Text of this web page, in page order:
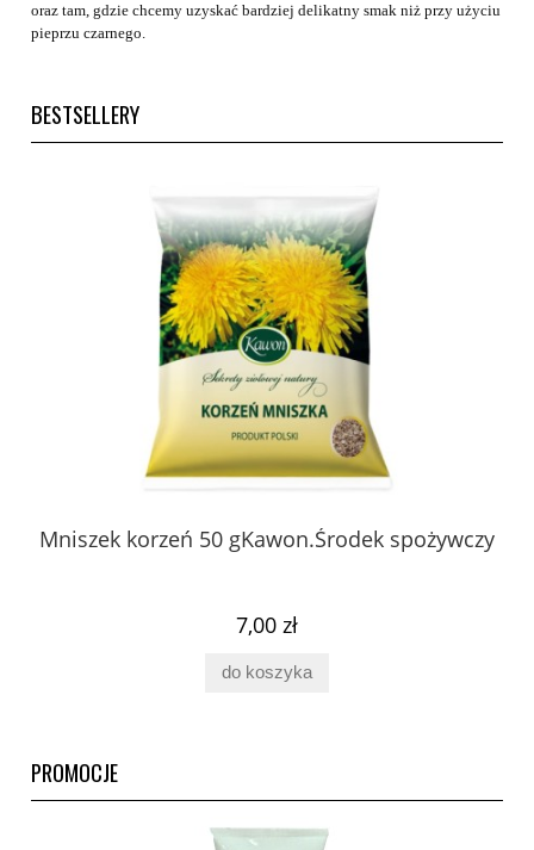
oraz tam, gdzie chcemy uzyskać bardziej delikatny smak niż przy użyciu
pieprzu czarnego.
BESTSELLERY
Mniszek korzeń 50 gKawon.Środek spożywczy
7,00 zł
do koszyka
PROMOCJE